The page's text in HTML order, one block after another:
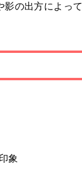
影の出方によっ
象